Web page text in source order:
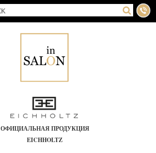
ОФИЦИАЛЬНАЯ ПРОДУКЦИЯ
EICHHOLTZ